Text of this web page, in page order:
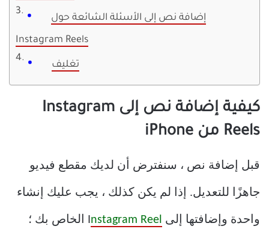
إضافة نص إلى الأسئلة الشائعة حول
Instagram Reels
تغليف
كيفية إضافة نص إلى Instagram
Reels من iPhone
قبل إضافة نص ، سنفترض أن لديك مقطع فيديو
جاهزًا للتعديل. إذا لم يكن كذلك ، يجب عليك إنشاء
واحدة وإضافتها إلى I nstagram Reel الخاص بك ؛